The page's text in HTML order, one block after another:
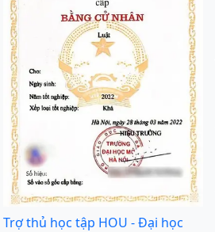
Trợ thủ học tập HOU - Đại học